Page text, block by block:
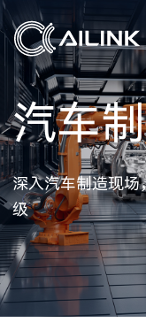
汽车
深入汽车制造现场
级